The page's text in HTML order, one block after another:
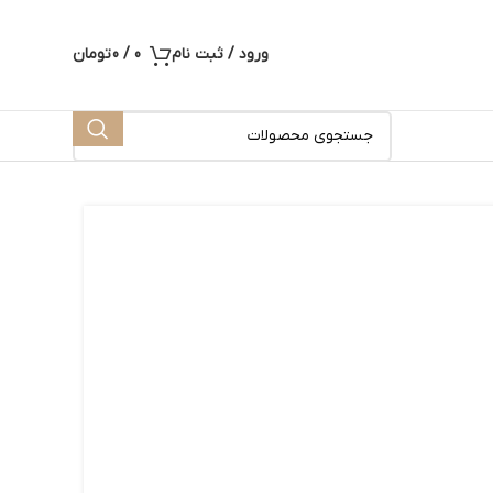
ورود / ثبت نام 0
/
0تومان